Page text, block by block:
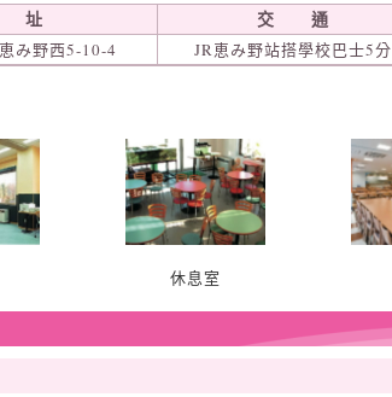
址 交 通
み野西5-10-4 JR恵み野站搭學校巴士5分
休息室